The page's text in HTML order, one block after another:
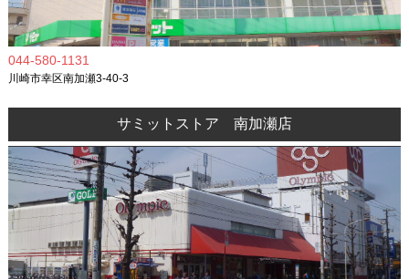
044-580-1131
川崎市幸区南加瀬3-40-3
サミットストア 南加瀬店